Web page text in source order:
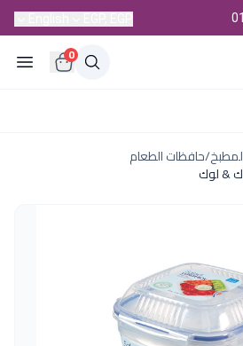
0
/حافظات الطعام